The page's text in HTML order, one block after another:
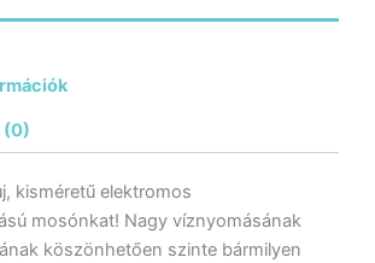
(0)
kisméretű elektromos
mosónkat! Nagy víznyomásának
köszönhetően szinte bármilyen